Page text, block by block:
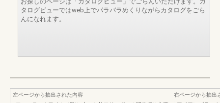
タログビューではweb上でパラパラめくりながらカタログをごら
んになれます。
左ページから抽出された内容
右ページから抽出